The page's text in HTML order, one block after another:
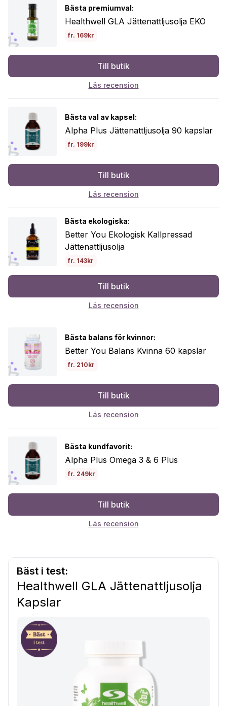
Bästa premiumval:
Healthwell GLA Jättenattljusolja EKO
fr. 169kr
Till butik
Läs recension
Bästa val av kapsel:
Alpha Plus Jättenattljusolja 90 kapslar
fr. 199kr
Till butik
Läs recension
Bästa ekologiska:
Better You Ekologisk Kallpressad
Jättenattljusolja
fr. 143kr
Till butik
Läs recension
Bästa balans för kvinnor:
Better You Balans Kvinna 60 kapslar
fr. 210kr
Till butik
Läs recension
Bästa kundfavorit:
Alpha Plus Omega 3 & 6 Plus
fr. 249kr
Till butik
Läs recension
Bäst i test:
Healthwell GLA Jättenattljusolja
Kapslar